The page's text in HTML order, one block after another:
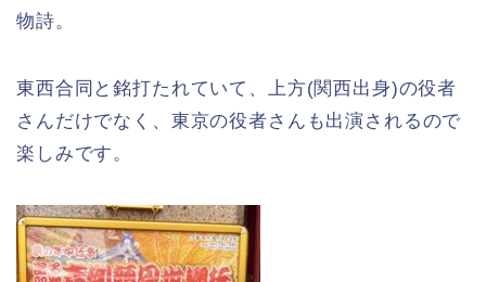
物詩。
東西合同と銘打たれていて、上方(関西出身)の役者
さんだけでなく、東京の役者さんも出演されるので
楽しみです。